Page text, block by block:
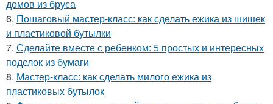
домов из бруса
6. Пошаговый мастер-класс: как сделать ежика из шишек
и пластиковой бутылки
7. Сделайте вместе с ребенком: 5 простых и интересных
поделок из бумаги
8. Мастер-класс: как сделать милого ежика из
пластиковых бутылок